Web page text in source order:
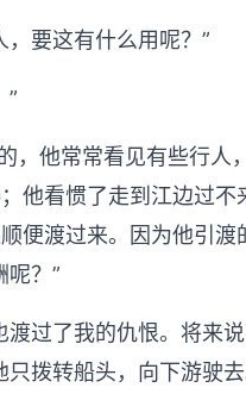
要这有什么用呢？”
”
，他常常看见有些行人
他看惯了走到江边过不
便渡过来。因为他引渡
呢？”
过了我的仇恨。将来
拨转船头，向下游驶去